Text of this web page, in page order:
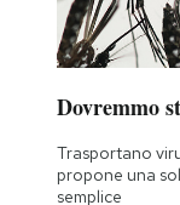
Dovremmo
Trasportano
propone una
semplice